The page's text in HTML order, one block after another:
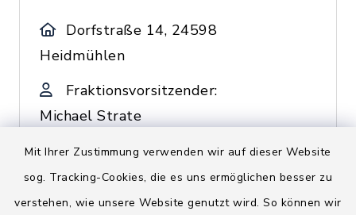
Mit Ihrer Zustimmung verwenden wir auf dieser Website
sog. Tracking-Cookies, die es uns ermöglichen besser zu
verstehen, wie unsere Website genutzt wird. So können wir
Dorfstraße 14, 24598
Heidmühlen
Fraktionsvorsitzender:
Michael Strate
04320/599657